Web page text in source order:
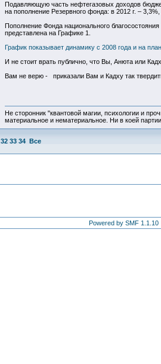
Подавляющую часть нефтегазовых доходов
на пополнение Резервного фонда: в 2012 г. –
Пополнение Фонда национального
представлена на Графике 1.
График показывает динамику с 2008 года и на
И не стоит врать публично, что Вы, Анюта или
Вам не верю - приказали Вам и Кадху так
Не сторонник "квантовой магии, психологии и
материальное и нематериальное. Ни в коей
32 33 34 Все
Powered by SMF 1.1.10